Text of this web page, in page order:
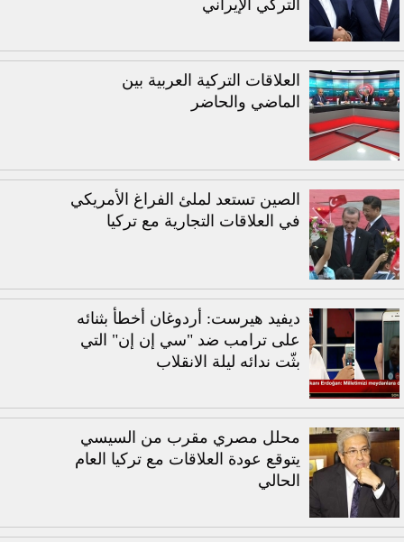
التركي الإيراني
العلاقات التركية العربية بين
الماضي والحاضر
الصين تستعد لملئ الفراغ الأمريكي
في العلاقات التجارية مع تركيا
ديفيد هيرست: أردوغان أخطأ بثنائه
على ترامب ضد "سي إن إن" التي
بثّت ندائه ليلة الانقلاب
محلل مصري مقرب من السيسي
يتوقع عودة العلاقات مع تركيا العام
الحالي